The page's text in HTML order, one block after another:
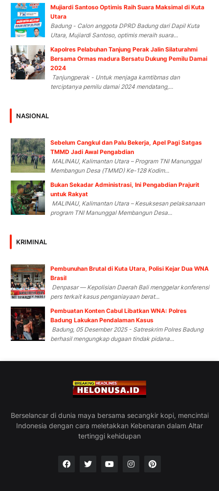
Mujiardi Santoso Optimis Raih Suara Maksimal di Kuta
Utara
Badung - Calon anggota DPRD Badung dari Dapil Kuta
Utara, Mujiardi Santoso, optimis meraih suara...
Kapolres Pelabuhan Tanjung Perak Jalin Silaturahmi
Bersama Ormas madura Bersatu Dukung Pemilu Damai
2024
Tanjungperak - Untuk menjaga kamtibmas dan
terciptanya pemilu damai 2024 mendatang,...
NASIONAL
Sebelum Cangkul dan Palu Bekerja, Apel Pagi Satgas
TMMD Jadi Awal Pengabdian
MALINAU, Kalimantan Utara – Program TNI Manunggal
Membangun Desa (TMMD) Ke-128 Kodim...
Bukan Sekadar Administrasi, Ini Pengabdian Prajurit
untuk Rakyat
MALINAU, Kalimantan Utara – Kesuksesan pelaksanaan
program TNI Manunggal Membangun Desa...
KRIMINAL
Pembunuhan Brutal di Kuta Utara, Polisi Kejar Dua WNA
Brasil
Denpasar — Kepolisian Daerah Bali menggelar konferensi
pers terkait kasus penganiayaan berat...
Pembuatan Konten Cabul Libatkan WNA: Polres
Badung Lakukan Pendalaman Kasus
Badung, 05 Desember 2025 - Satreskrim Polres Badung
berhasil mengungkap dugaan tindak pidana...
Berselancar di dunia maya bersama secangkir kopi, mencintai
Indonesia dengan cara meletakkan Kebenaran dalam Altar
tertinggi kehidupan